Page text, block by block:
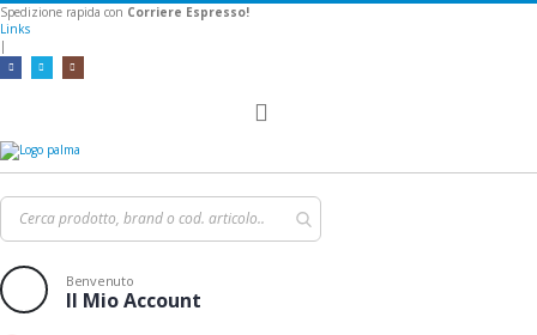
Spedizione rapida con Corriere Espresso!
Links
|
Benvenuto
Il Mio Account